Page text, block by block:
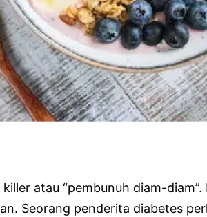
atau “pembunuh diam-
Seorang penderita diabetes